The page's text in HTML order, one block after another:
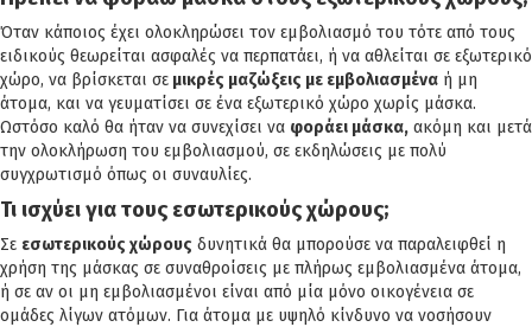
Όταν κάποιος έχει ολοκληρώσει τον εμβολιασμό του τότε από τους
ειδικούς θεωρείται ασφαλές να περπατάει, ή να αθλείται σε εξωτερικό
χώρο, να βρίσκεται σε μικρές μαζώξεις με εμβολιασμένα ή μη
άτομα, και να γευματίσει σε ένα εξωτερικό χώρο χωρίς μάσκα.
Ωστόσο καλό θα ήταν να συνεχίσει να φοράει μάσκα, ακόμη και μετά
την ολοκλήρωση του εμβολιασμού, σε εκδηλώσεις με πολύ
συγχρωτισμό όπως οι συναυλίες.
Τι ισχύει για τους εσωτερικούς χώρους;
Σε εσωτερικούς χώρους δυνητικά θα μπορούσε να παραλειφθεί η
χρήση της μάσκας σε συναθροίσεις με πλήρως εμβολιασμένα άτομα,
ή σε αν οι μη εμβολιασμένοι είναι από μία μόνο οικογένεια σε
ομάδες λίγων ατόμων. Για άτομα με υψηλό κίνδυνο να νοσήσουν